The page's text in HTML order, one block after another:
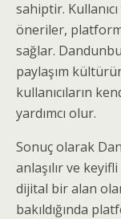
sahiptir.
öneriler,
sağlar.
paylaşım
kullanıcıların
yardımcı olur.
Sonuç olarak
anlaşılır ve
dijital bir alan
bakıldığında